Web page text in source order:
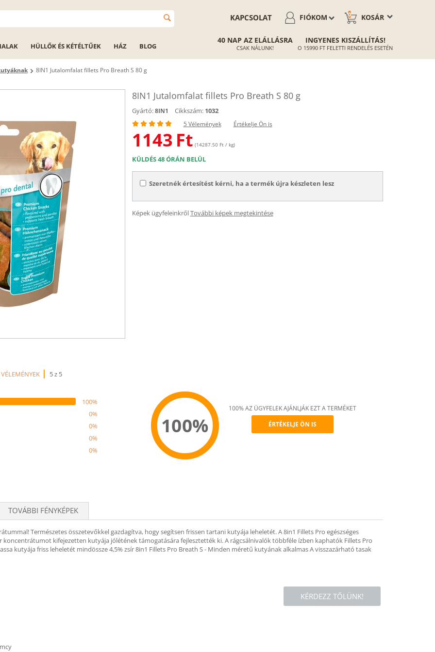
KOSÁR
0
FIÓKOM
KAPCSOLAT
HÜLLŐK ÉS KÉTÉLTŰEK HÁZ BLOG
40 NAP AZ ELÁLLÁSRA
CSAK NÁLUNK!
INGYENES KISZÁLLÍTÁS!
O 15990 FT FELETTI RENDELÉS ESETÉN
8IN1 Jutalomfalat fillets Pro Breath S 80 g
8IN1 Jutalomfalat fillets Pro Breath S 80 g
Gyártó: 8IN1 Cikkszám: 1032
5 Vélemények Értékelje Ön is
1143 Ft (14287.50 Ft / kg)
KÜLDÉS 48 ÓRÁN BELÜL
Szeretnék értesítést kérni, ha a termék újra készleten lesz
Képek ügyfeleinkrőlTovábbi képek megtekintése
5 z 5
100%
0%
0%
0%
0%
100%
100% AZ ÜGYFELEK AJÁNLJÁK EZT A TERMÉKET
ÉRTÉKELJE ÖN IS
TOVÁBBI FÉNYKÉPEK
Természetes összetevőkkel gazdagítva, hogy segítsen frissen tartani kutyája leheletét. A 8in1 Fillets Pro egészséges
kifejezetten kutyája jólétének támogatására fejlesztették ki. A rágcsálnivalók többféle ízben kaphatók Fillets Pro
kutyája friss leheletét mindössze 4,5% zsír 8in1 Fillets Pro Breath S - Minden méretű kutyának alkalmas A visszazárható tasak
KÉRDEZZ TŐLÜNK!